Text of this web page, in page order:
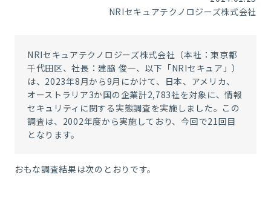
NRIセキュアテクノロジーズ株式会社
NRIセキュアテクノロジーズ株式会社（本社：東京都
千代田区、社長：建脇 俊一、以下「NRIセキュア」）
は、 2023年8月から9月にかけて、日本、アメリカ、
オーストラリア3か国の企業計2,783社を対象に、情報
セキュリティに関する実態調査を実施しました。この
調査は、 2002年度から実施しており、今回で21回目
となります。
おもな調査結果は次のとおりです。